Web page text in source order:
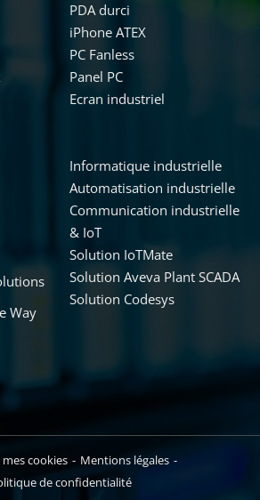
Informatique industrielle
Automatisation industrielle
Communication industrielle
& IoT
Solution IoTMate
Solution Aveva Plant SCADA
Solution Codesys
PDA durci
iPhone ATEX
PC Fanless
Panel PC
Ecran industriel
Way
cookies
Mentions légales
de confidentialité